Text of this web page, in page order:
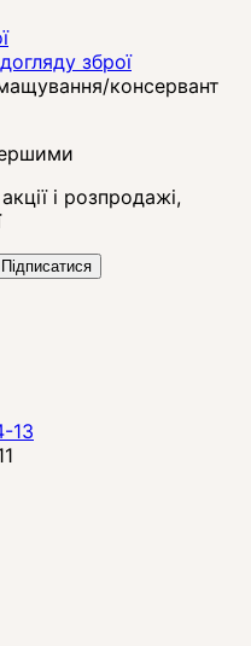
зброї
консервант
і розпродажі,
Підписатися
13